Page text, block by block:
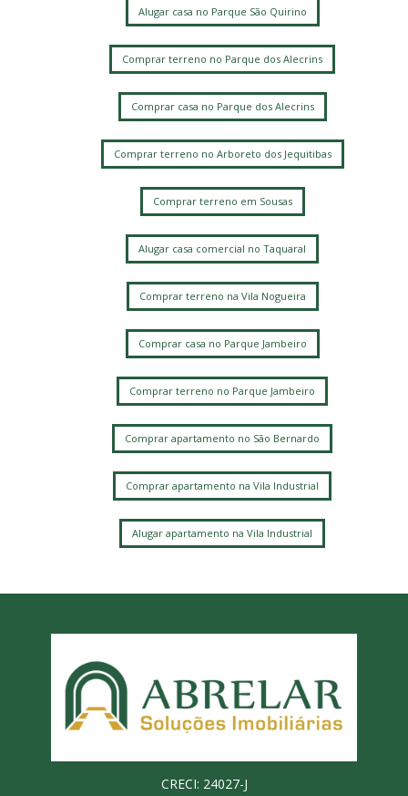
Alugar casa no Parque São Quirino
Comprar terreno no Parque dos Alecrins
Comprar casa no Parque dos Alecrins
Comprar terreno no Arboreto dos Jequitibas
Comprar terreno em Sousas
Alugar casa comercial no Taquaral
Comprar terreno na Vila Nogueira
Comprar casa no Parque Jambeiro
Comprar terreno no Parque Jambeiro
Comprar apartamento no São Bernardo
Comprar apartamento na Vila Industrial
Alugar apartamento na Vila Industrial
CRECI: 24027-J